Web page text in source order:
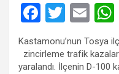
F
ce
T
wi
tt
E
ail
Kastamonu’nun Tosya
zincirleme trafik
yaralandı. İlçenin D-100